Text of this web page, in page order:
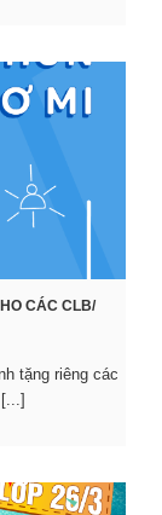
CÁC CLB/
tặng riêng các